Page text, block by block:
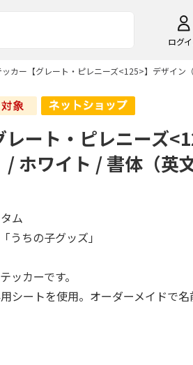
ログ
ッカー【グレート・ピレニーズ<125>】デザイン
ート・ピレニーズ
ホワイト / 書体（英
ム
うちの子グッズ」
ッカーです。
シートを使用。オーダーメイドで名